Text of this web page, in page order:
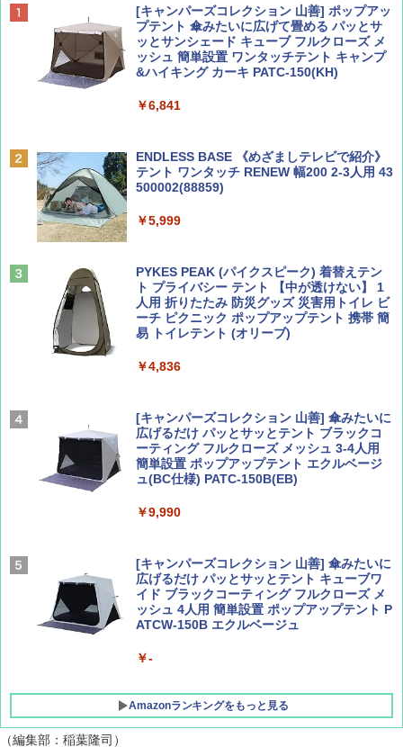
BE-PAL(ビ-パル) 2026年 10 月号【特別付録:
ノルディスク 4ホール鋳鉄スキレット】
￥1,540
￥1,500
￥713
サライ 2026年 9月号 [雑誌]
地球の歩き方 スター・ウォーズ
￥2,695
￥2,079
￥2,479
ァキア 2026～2027 地球の歩き方A ヨーロッ
￥2,277
04 地球の歩き方 島旅 利尻 礼文 天売島 焼尻
島 5訂版
￥1,833
[キャンパーズコレクション 山善] ポップアッ
プテント 傘みたいに広げて畳める パッとサ
ッとサンシェード キューブ フルクローズ メ
ッシュ 簡単設置 ワンタッチテント キャンプ
&ハイキング カーキ PATC-150(KH)
￥6,841
ENDLESS BASE 《めざましテレビで紹介》
テント ワンタッチ RENEW 幅200 2-3人用 43
500002(88859)
￥5,999
PYKES PEAK (パイクスピーク) 着替えテン
ト プライバシー テント 【中が透けない】 1
人用 折りたたみ 防災グッズ 災害用トイレ ビ
ーチ ピクニック ポップアップテント 携帯 簡
易 トイレテント (オリーブ)
￥4,836
[キャンパーズコレクション 山善] 傘みたいに
広げるだけ パッとサッとテント ブラックコ
ーティング フルクローズ メッシュ 3-4人用
簡単設置 ポップアップテント エクルベージ
ュ(BC仕様) PATC-150B(EB)
￥9,990
[キャンパーズコレクション 山善] 傘みたいに
広げるだけ パッとサッとテント キューブワ
イド ブラックコーティング フルクローズ メ
ッシュ 4人用 簡単設置 ポップアップテント P
ATCW-150B エクルベージュ
￥-
Amazonランキングをもっと見る
（編集部：稲葉隆司）